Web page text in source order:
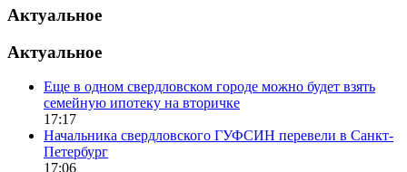
Актуальное
Актуальное
Еще в одном свердловском городе можно будет взять
семейную ипотеку на вторичке
17:17
Начальника свердловского ГУФСИН перевели в Санкт-
Петербург
17:06